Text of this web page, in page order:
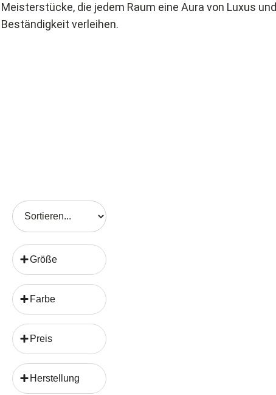
Meisterstücke, die jedem Raum eine Aura von Luxus und
Beständigkeit verleihen.
Größe
Farbe
Preis
Herstellung